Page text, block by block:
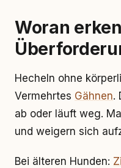
Woran
Hecheln ohne
Vermehrtes Gähnen.
ab oder läuft weg.
und weigern sich
Bei älteren Hunden: